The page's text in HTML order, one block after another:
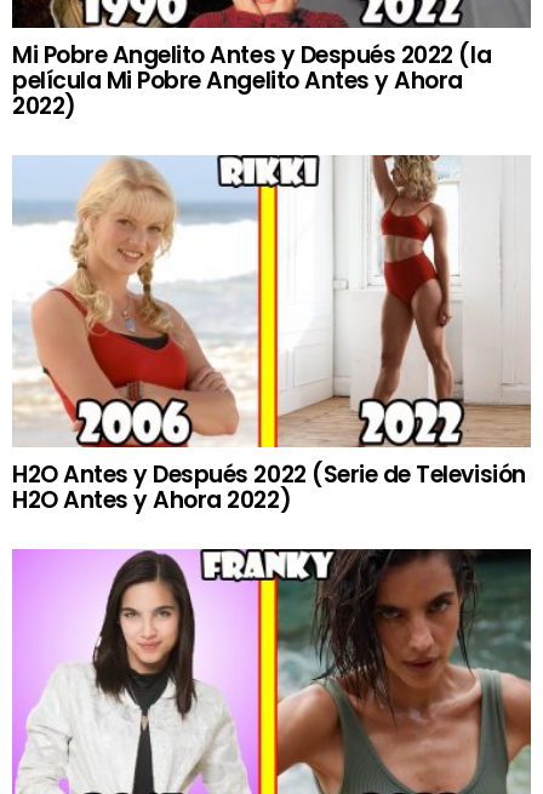
Mi Pobre Angelito Antes y Después 2022 (la
película Mi Pobre Angelito Antes y Ahora
2022)
H2O Antes y Después 2022 (Serie de Televisión
H2O Antes y Ahora 2022)